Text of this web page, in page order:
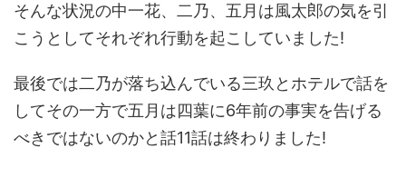
そんな状況の中一花、二乃、五月は風太郎の気を引
こうとしてそれぞれ行動を起こしていました!
最後では二乃が落ち込んでいる三玖とホテルで話を
してその一方で五月は四葉に6年前の事実を告げる
べきではないのかと話11話は終わりました!